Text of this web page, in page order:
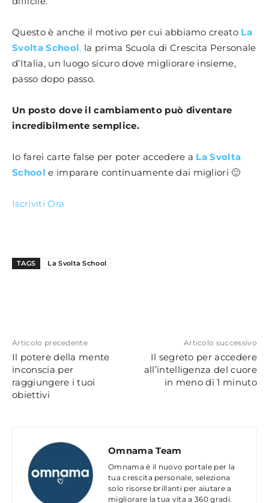
Questo è anche il motivo per cui abbiamo creato La
Svolta School, la prima Scuola di Crescita Personale
d’Italia, un luogo sicuro dove migliorare insieme,
passo dopo passo.
Un posto dove il cambiamento può diventare
incredibilmente semplice.
Io farei carte false per poter accedere a La Svolta
School e imparare continuamente dai migliori 🙂
Iscriviti Ora
TAGS La Svolta School
Articolo precedente
Il potere della mente
inconscia per
raggiungere i tuoi
obiettivi
Articolo successivo
Il segreto per accedere
all’intelligenza del cuore
in meno di 1 minuto
Omnama Team
Omnama è il nuovo portale per la
tua crescita personale, seleziona
solo risorse brillanti per aiutare a
migliorare la tua vita a 360 gradi.